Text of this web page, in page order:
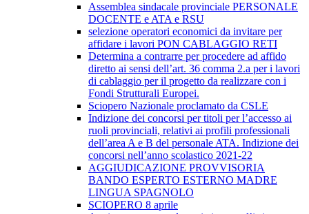
Assemblea sindacale provinciale PERSONALE
DOCENTE e ATA e RSU
selezione operatori economici da invitare per
affidare i lavori PON CABLAGGIO RETI
Determina a contrarre per procedere ad affido
diretto ai sensi dell’art. 36 comma 2.a per i lavori
di cablaggio per il progetto da realizzare con i
Fondi Strutturali Europei.
Sciopero Nazionale proclamato da CSLE
Indizione dei concorsi per titoli per l’accesso ai
ruoli provinciali, relativi ai profili professionali
dell’area A e B del personale ATA. Indizione dei
concorsi nell’anno scolastico 2021-22
AGGIUDICAZIONE PROVVISORIA
BANDO ESPERTO ESTERNO MADRE
LINGUA SPAGNOLO
SCIOPERO 8 aprile